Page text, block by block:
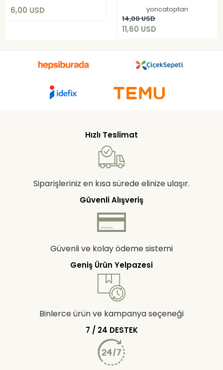
6,00 USD
yoncatoptan
14,00 USD
11,60 USD
Add to cart
Hızlı Teslimat
Siparişleriniz en kısa sürede elinize ulaşır.
Güvenli Alışveriş
Güvenli ve kolay ödeme sistemi
Geniş Ürün Yelpazesi
Binlerce ürün ve kampanya seçeneği
7 / 24 DESTEK